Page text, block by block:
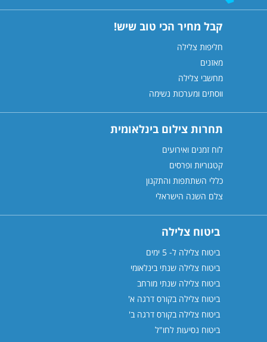
קבל מחיר הכי טוב שיש!
חליפות צלילה
מאזנים
מחשבי צלילה
ווסתים ומערכות נשימה
תחרות צילום בינלאומית
לוח זמנים ואירועים
קטגוריות ופרסים
כללי השתתפות והתקנון
צלם השנה הישראלי
ביטוח צלילה
ביטוח צלילה ל- 5 ימים
ביטוח צלילה שנתי בינלאומי
ביטוח צלילה שנתי מורחב
ביטוח צלילה בקורס דרגה א'
ביטוח צלילה בקורס דרגה ב'
ביטוח נסיעות לחו"ל